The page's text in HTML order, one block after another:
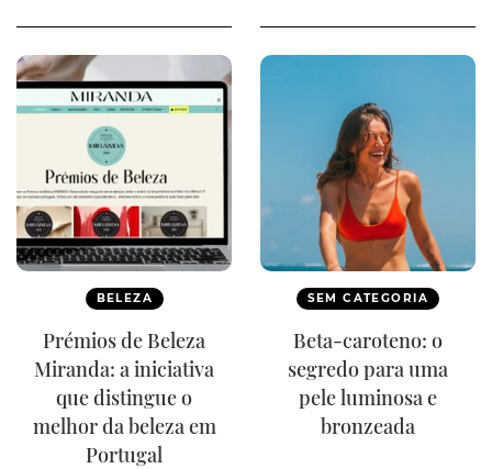
BELEZA
Prémios de Beleza
Miranda: a iniciativa
que distingue o
melhor da beleza em
Portugal
SEM CATEGORIA
Beta-caroteno: o
segredo para uma
pele luminosa e
bronzeada